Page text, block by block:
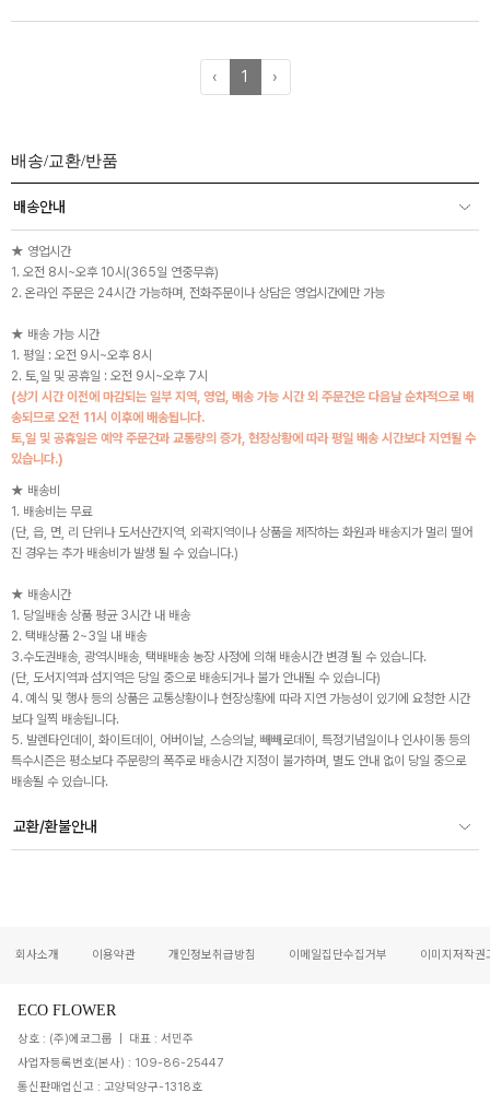
‹ 1 ›
배송/교환/반품
배송안내
★ 영업시간
1. 오전 8시~오후 10시(365일 연중무휴)
2. 온라인 주문은 24시간 가능하며, 전화주문이나 상담은 영업시간에만 가능
★ 배송 가능 시간
1. 평일 : 오전 9시~오후 8시
2. 토,일 및 공휴일 : 오전 9시~오후 7시
(상기 시간 이전에 마감되는 일부 지역, 영업, 배송 가능 시간 외 주문건은 다음날 순차적으로 배
송되므로 오전 11시 이후에 배송됩니다.
토,일 및 공휴일은 예약 주문건과 교통량의 증가, 현장상황에 따라 평일 배송 시간보다 지연될 수
있습니다.)
★ 배송비
1. 배송비는 무료
(단, 읍, 면, 리 단위나 도서산간지역, 외곽지역이나 상품을 제작하는 화원과 배송지가 멀리 떨어
진 경우는 추가 배송비가 발생 될 수 있습니다.)
★ 배송시간
1. 당일배송 상품 평균 3시간 내 배송
2. 택배상품 2~3일 내 배송
3.수도권배송, 광역시배송, 택배배송 농장 사정에 의해 배송시간 변경 될 수 있습니다.
(단, 도서지역과 섬지역은 당일 중으로 배송되거나 불가 안내될 수 있습니다)
4. 예식 및 행사 등의 상품은 교통상황이나 현장상황에 따라 지연 가능성이 있기에 요청한 시간
보다 일찍 배송됩니다.
5. 발렌타인데이, 화이트데이, 어버이날, 스승의날, 빼빼로데이, 특정기념일이나 인사이동 등의
특수시즌은 평소보다 주문량의 폭주로 배송시간 지정이 불가하며, 별도 안내 없이 당일 중으로
배송될 수 있습니다.
교환/환불안내
회사소개 이용약관 개인정보취급방침 이메일집단수집거부 이미지저작권
ECO FLOWER
상호 : (주)에코그룹 | 대표 : 서민주
사업자등록번호(본사) : 109-86-25447
통신판매업신고 : 고양덕양구-1318호